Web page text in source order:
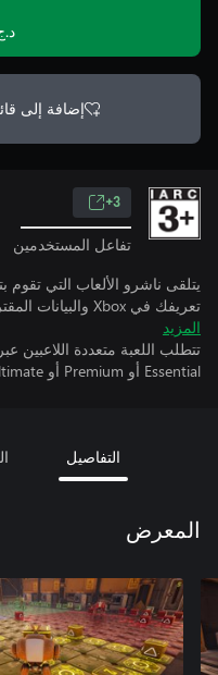
د.ج.‏
إضافة إلى
3+
تفاعل المستخدمين
يتلقى ناشرو الألعاب التي
تعريفك في Xbox والبيانات المقترنة بينما تمارس الألعاب.
المزيد
Essential أو Premium أو Ultimate (اشتراكات تُباع بشكل منفصل).
التفاصيل
المعرض